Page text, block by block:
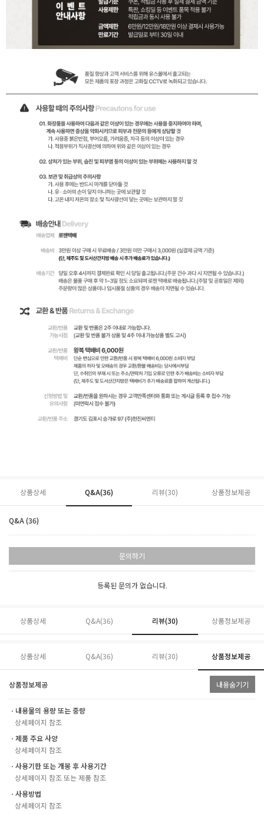
상품상세 Q&A(36) 리뷰(30) 상품정보제공
Q&A (36)
문의하기
등록된 문의가 없습니다.
상품상세 Q&A(36) 리뷰(30) 상품정보제공
상품상세 Q&A(36) 리뷰(30) 상품정보제공
상품정보제공 내용숨기기
ㆍ내용물의 용량 또는 중량
상세페이지 참조
ㆍ제품 주요 사양
상세페이지 참조
ㆍ사용기한 또는 개봉 후 사용기간
상세페이지 참조 또는 제품 참조
ㆍ사용방법
상세페이지 참조